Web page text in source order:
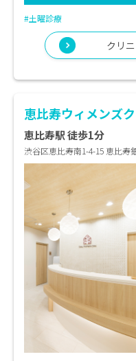
#土曜診療
クリ
恵比寿ウィメンズ
恵比寿駅 徒歩1分
渋谷区恵比寿南1-4-15 恵比寿